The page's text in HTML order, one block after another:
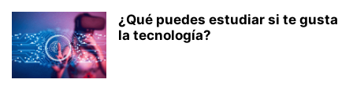
¿Qué puedes estudiar si te gusta
la tecnología?